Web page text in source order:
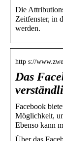
Die
Zeitfenster, in
werden.
http s://
Das
Facebook
Möglichkeit,
Ebenso kann
Über das